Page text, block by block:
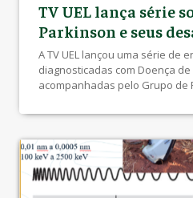
TV UEL lança série
Parkinson e seus
A TV UEL lançou uma série de
diagnosticadas com Doença
acompanhadas pelo Grupo de
Suhaila Smaili, do
abordando os desafios
importância da atuação de